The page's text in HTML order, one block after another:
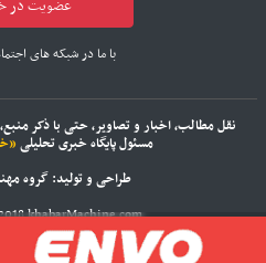
عضویت در
با ما در شبکه های
نقل مطالب، اخبار و تصاویر، حتی با ذکر
مسئول پایگاه خبری تحلیلی
طراحی و تولید: گروه
khabarMachine.com